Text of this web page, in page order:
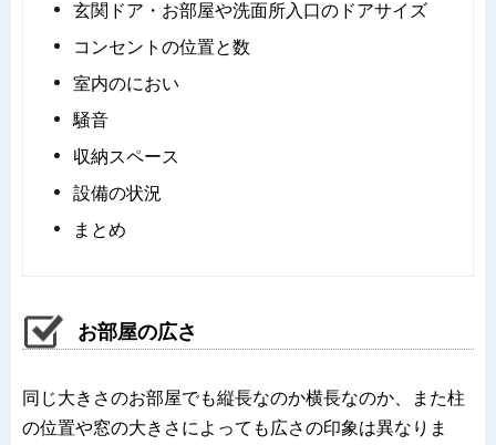
玄関ドア・お部屋や洗面所入口のドアサイズ
コンセントの位置と数
室内のにおい
騒音
収納スペース
設備の状況
まとめ
お部屋の広さ
同じ大きさのお部屋でも縦長なのか横長なのか、また柱
の位置や窓の大きさによっても広さの印象は異なりま